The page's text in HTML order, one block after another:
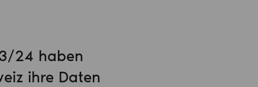
24 haben
ihre Daten